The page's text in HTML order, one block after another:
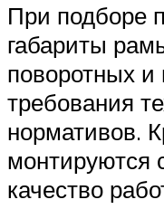
При подборе
габариты
поворотных и
требования
нормативов.
монтируются
качество